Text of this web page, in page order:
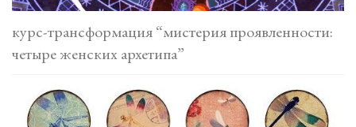
курс-трансформация “мистерия проявленности:
четыре женских архетипа”